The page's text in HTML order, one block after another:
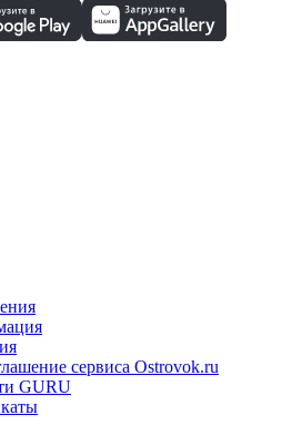
сервиса Ostrovok.ru
GURU